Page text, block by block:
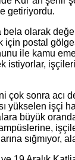
getiriyordu.
bela olarak
için postal
ile kamu
istiyorlar,
çok sonra acı
yükselen işçi
büyük
sığmıyor,